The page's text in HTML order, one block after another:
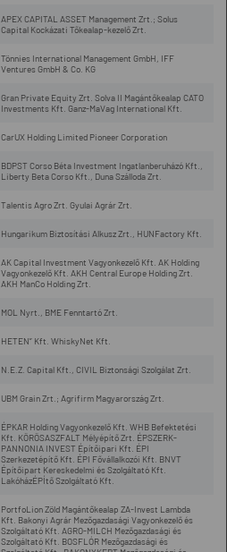
APEX CAPITAL ASSET Management Zrt.; Solus
Capital Kockázati Tőkealap-kezelő Zrt.
Tönnies International Management GmbH, IFF
Ventures GmbH & Co. KG
Gran Private Equity Zrt. Solva II Magántőkealap CATO
Investments Kft. Ganz-MaVag International Kft.
CarUX Holding Limited Pioneer Corporation
BDPST Corso Béta Investment Ingatlanberuházó Kft.,
Liberty Beta Corso Kft., Duna Szálloda Zrt.
Talentis Agro Zrt. Gyulai Agrár Zrt.
Hungarikum Biztosítási Alkusz Zrt., HUNFactory Kft.
AK Capital Investment Vagyonkezelő Kft. AK Holding
Vagyonkezelő Kft. AKH Central Europe Holding Zrt.
AKH ManCo Holding Zrt.
MOL Nyrt., BME Fenntartó Zrt.
HETEN” Kft. WhiskyNet Kft.
N.E.Z. Capital Kft., CIVIL Biztonsági Szolgálat Zrt.
UBM Grain Zrt.; Agrifirm Magyarország Zrt.
ÉPKAR Holding Vagyonkezelő Kft. WHB Befektetési
Kft. KÖRÖSASZFALT Mélyépítő Zrt. ÉPSZERK-
PANNONIA INVEST Építőipari Kft. ÉPI
Szerkezetépítő Kft. ÉPI Fővállalkozói Kft. BNVT
Építőipart Kereskedelmi és Szolgáltató Kft.
LakóházÉPÍtő Szolgáltató Kft.
PortfoLion Zöld Magántőkealap ZA-Invest Lambda
Kft. Bakonyi Agrár Mezőgazdasági Vagyonkezelő és
Szolgáltató Kft. AGRO-MILCH Mezőgazdasági és
Szolgáltató Kft. BOSFLÓR Mezőgazdasági és